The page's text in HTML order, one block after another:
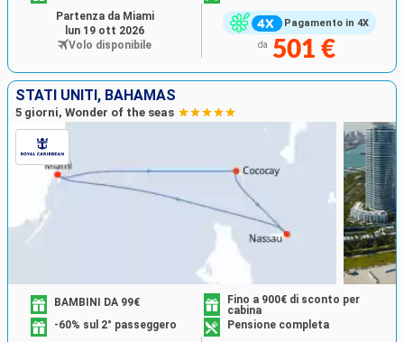
Pagamento in 4X
da 501 €
Partenza da Miami
lun 19 ott 2026
Volo disponibile
STATI UNITI, BAHAMAS
5 giorni, Wonder of the seas
BAMBINI DA 99€
Fino a 900€ di sconto per
cabina
-60% sul 2° passeggero
Pensione completa